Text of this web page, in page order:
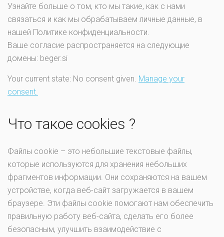
Узнайте больше о том, кто мы такие, как с нами
связаться и как мы обрабатываем личные данные, в
нашей Политике конфиденциальности.
Ваше согласие распространяется на следующие
домены: beger.si
Your current state: No consent given. Manage your
consent.
Что такое cookies ?
Файлы cookie – это небольшие текстовые файлы,
которые используются для хранения небольших
фрагментов информации. Они сохраняются на вашем
устройстве, когда веб-сайт загружается в вашем
браузере. Эти файлы cookie помогают нам обеспечить
правильную работу веб-сайта, сделать его более
безопасным, улучшить взаимодействие с